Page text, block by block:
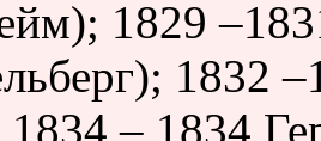
1829
1832
– 1834